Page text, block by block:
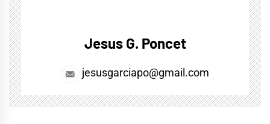
Jesus G. Poncet
jesusgarciapo@gmail.com